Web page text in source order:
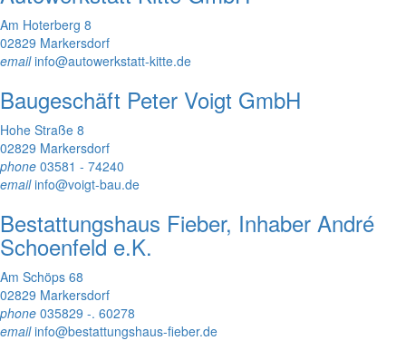
Am Hoterberg 8
02829 Markersdorf
emailinfo@autowerkstatt-kitte.de
Baugeschäft Peter Voigt GmbH
Hohe Straße 8
02829 Markersdorf
phone 03581 - 74240
emailinfo@voigt-bau.de
Bestattungshaus Fieber, Inhaber André
Schoenfeld e.K.
Am Schöps 68
02829 Markersdorf
phone 035829 -. 60278
emailinfo@bestattungshaus-fieber.de